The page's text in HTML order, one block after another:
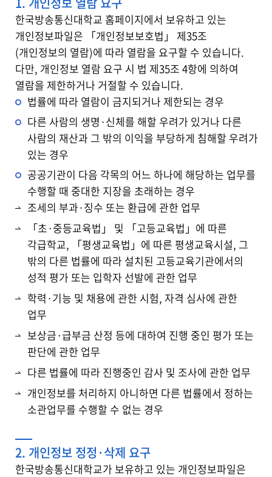
한국방송통신대학교 홈페이지에서 보유하고 있는
개인정보파일은 「개인정보보호법」 제35조
(개인정보의 열람)에 따라 열람을 요구할 수 있습니다.
다만, 개인정보 열람 요구 시 법 제35조 4항에 의하여
열람을 제한하거나 거절할 수 있습니다.
법률에 따라 열람이 금지되거나 제한되는 경우
다른 사람의 생명·신체를 해할 우려가 있거나 다른
사람의 재산과 그 밖의 이익을 부당하게 침해할 우려가
있는 경우
공공기관이 다음 각목의 어느 하나에 해당하는 업무를
수행할 때 중대한 지장을 초래하는 경우
조세의 부과·징수 또는 환급에 관한 업무
「초·중등교육법」 및 「고등교육법」에 따른
각급학교, 「평생교육법」에 따른 평생교육시설, 그
밖의 다른 법률에 따라 설치된 고등교육기관에서의
성적 평가 또는 입학자 선발에 관한 업무
학력·기능 및 채용에 관한 시험, 자격 심사에 관한
업무
보상금·급부금 산정 등에 대하여 진행 중인 평가 또는
판단에 관한 업무
다른 법률에 따라 진행중인 감사 및 조사에 관한 업무
개인정보를 처리하지 아니하면 다른 법률에서 정하는
소관업무를 수행할 수 없는 경우
2. 개인정보 정정·삭제 요구
한국방송통신대학교가 보유하고 있는 개인정보파일은